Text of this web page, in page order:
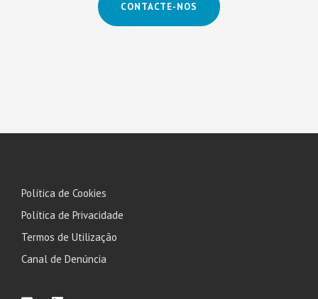
CONTACTE-NOS
Política de Cookies
Política de Privacidade
Termos de Utilização
Canal de Denúncia